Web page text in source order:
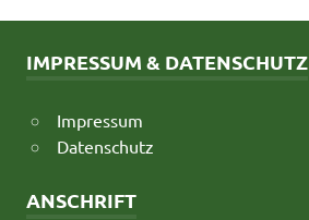
IMPRESSUM & DATENSCHUTZ
Impressum
Datenschutz
ANSCHRIFT